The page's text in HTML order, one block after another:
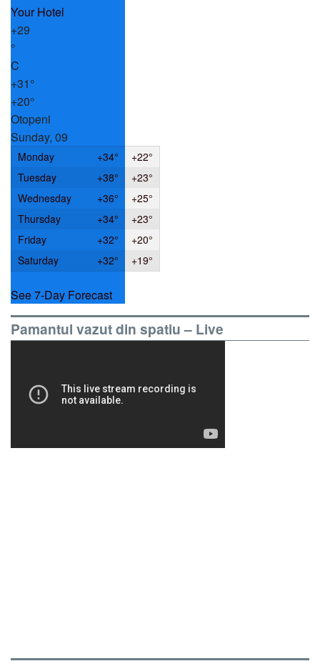
+29
°
C
+31°
+20°
Otopeni
Sunday, 09
Monday +34° +22°
Tuesday
+38° +23°
Wednesday
+36° +25°
Thursday
+34° +23°
Friday
+32° +20°
Saturday
+32° +19°
See 7-Day Forecast
Pamantul vazut din spatiu – Live